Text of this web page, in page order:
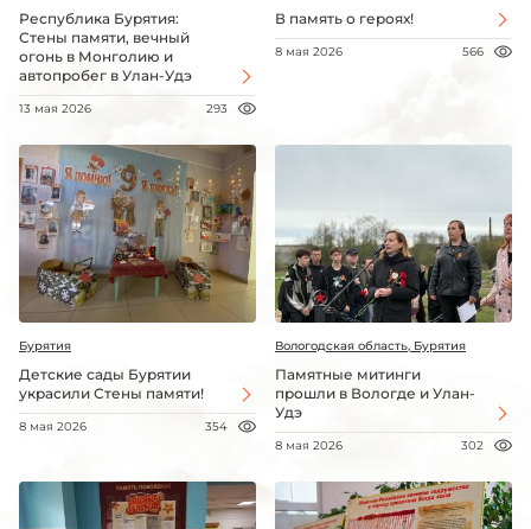
Республика Бурятия:
Стены памяти, вечный
огонь в Монголию и
автопробег в Улан-Удэ
13 мая 2026 293
В память о героях!
8 мая 2026 566
Бурятия
Детские сады Бурятии
украсили Стены памяти!
8 мая 2026 354
Вологодская область, Бурятия
Памятные митинги
прошли в Вологде и Улан-
Удэ
8 мая 2026 302